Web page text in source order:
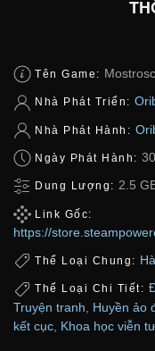
Tên Game:
Nhà Phát Triển:
Nhà Phát Hành:
Ngày Phát Hành:
Dung Lượng: 2.5
Link Gốc:
https://
Thể Loại Chung:
Thể Loại Chi Tiết:
Truyện tranh
Huyền ảo
kết cục Khoa học viễn